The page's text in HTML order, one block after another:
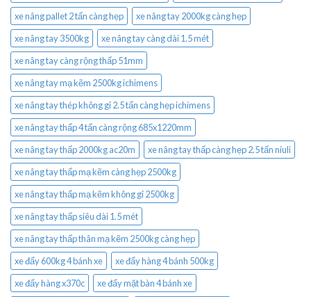
xe nâng pallet 2 tấn càng hẹp
xe nâng tay 2000kg càng hẹp
xe nâng tay 3500kg
xe nâng tay càng dài 1.5 mét
xe nâng tay càng rộng thấp 51mm
xe nâng tay mạ kẽm 2500kg ichimens
xe nâng tay thép không gỉ 2.5 tấn càng hẹp ichimens
xe nâng tay thấp 4 tấn càng rộng 685x1220mm
xe nâng tay thấp 2000kg ac20m
xe nâng tay thấp càng hẹp 2.5 tấn niuli
xe nâng tay thấp mạ kẽm càng hẹp 2500kg
xe nâng tay thấp mạ kẽm không gỉ 2500kg
xe nâng tay thấp siêu dài 1.5 mét
xe nâng tay thấp thân mạ kẽm 2500kg càng hẹp
xe đẩy 600kg 4 bánh xe
xe đẩy hàng 4 bánh 500kg
xe đẩy hàng x370c
xe đẩy mặt bàn 4 bánh xe